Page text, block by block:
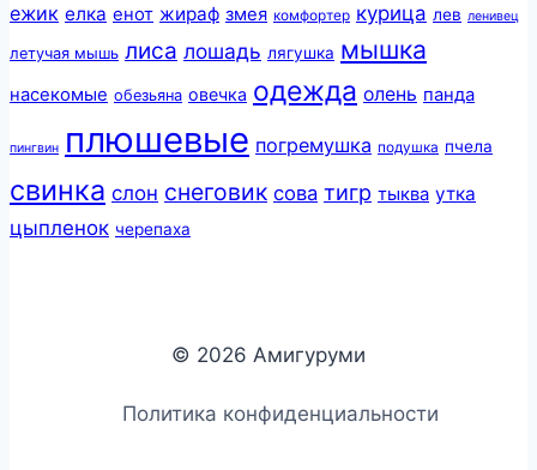
ежик елка енот жираф змея комфортер курица лев ленивец
летучая мышь лиса лошадь лягушка мышка
насекомые обезьяна овечка одежда олень панда
пингвин плюшевые погремушка подушка пчела
свинка слон снеговик сова тигр тыква утка
цыпленок черепаха
© 2026 Амигуруми
Политика конфиденциальности